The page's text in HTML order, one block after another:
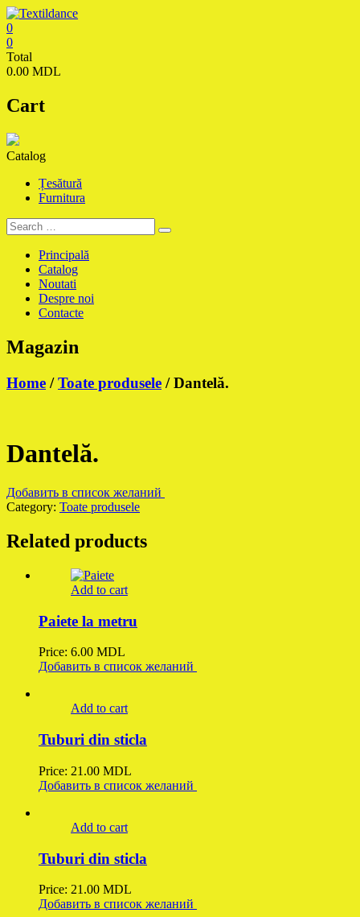
Skip
to
content
Textildance.md
0
0
Total
0.00 MDL
Cart
Catalog
Țesătură
Furnitura
Principală
Catalog
Noutati
Despre noi
Contacte
Magazin
Home /Toate produsele / Dantelă.
Dantelă.
Добавить в список желаний
Category: Toate produsele
Related products
Add to cart
Paiete la metru
Price: 6.00 MDL
Добавить в список желаний
Add to cart
Tuburi din sticla
Price: 21.00 MDL
Добавить в список желаний
Add to cart
Tuburi din sticla
Price: 21.00 MDL
Добавить в список желаний